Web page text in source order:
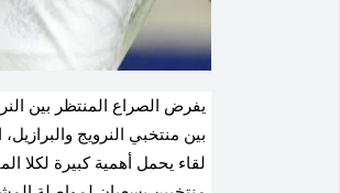
يفرض الصراع المنتظر بين
لقاء يحمل أهمية كبيرة لكلا